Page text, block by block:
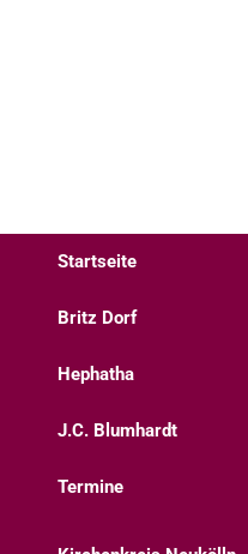
Startseite
Britz Dorf
Hephatha
J.C. Blumhardt
Termine